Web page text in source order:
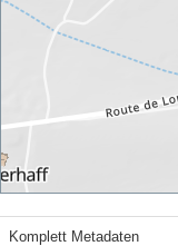
Komplett Metadaten